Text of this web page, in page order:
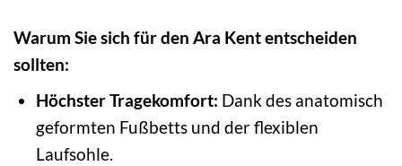
Warum Sie sich für den Ara Kent entscheiden
sollten:
Höchster Tragekomfort: Dank des anatomisch
geformten Fußbetts und der flexiblen
Laufsohle.